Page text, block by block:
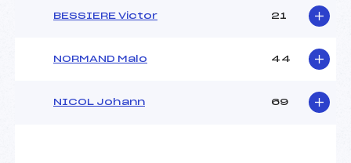
BESSIERE Victor 21
NORMAND Malo 44
NICOL Johann 69